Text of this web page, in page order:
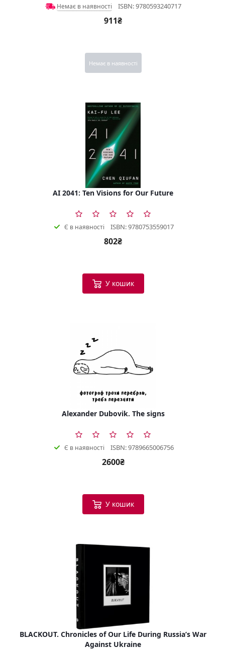
Немає в наявності ISBN: 9780593240717
911₴
Немає в наявності
AI 2041: Ten Visions for Our Future
Є в наявності ISBN: 9780753559017
802₴
У кошик
Alexander Dubovik. The signs
Є в наявності ISBN: 9789665006756
2600₴
У кошик
BLACKOUT. Chronicles of Our Life During Russia’s War
Against Ukraine